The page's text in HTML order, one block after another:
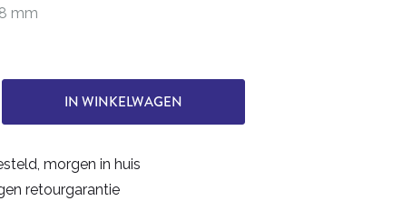
mm
IN WINKELWAGEN
morgen in huis
retourgarantie